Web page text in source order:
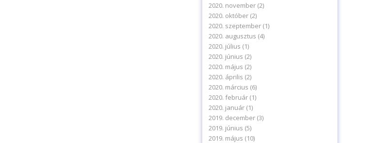
2020. november(2)
2020. október(2)
2020. szeptember(1)
2020. augusztus (4)
2020. július (1)
2020. június (2)
2020. május (2)
2020. április (2)
2020. március (6)
2020. február(1)
2020. január(1)
2019. december(3)
2019. június (5)
2019. május (10)